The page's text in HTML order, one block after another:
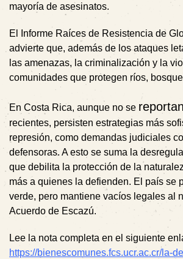
mayoría de asesinatos.
El Informe Raíces de Resistencia de
advierte que, además de los ataques
las amenazas, la criminalización y la
comunidades que protegen ríos,
En Costa Rica, aunque no se reportan
recientes, persisten estrategias más
represión, como demandas judiciales
defensoras. A esto se suma la
que debilita la protección de la
más a quienes la defienden. El país se
verde, pero mantiene vacíos legales al
Acuerdo de Escazú.
Lee la nota completa en el siguiente
https://bienescomunes.fcs.ucr.ac.cr/la-